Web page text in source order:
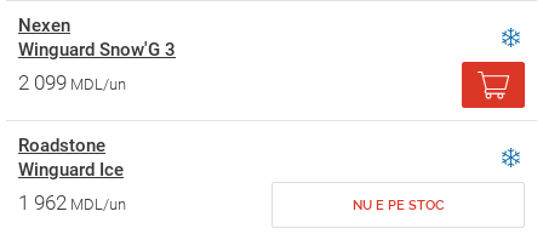
Nexen
Winguard Snow'G 3
2 099 MDL/un
Roadstone
Winguard Ice
1 962 MDL/un NU E PE STOC